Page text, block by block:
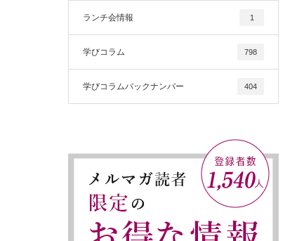
ランチ会情報 1
学びコラム 798
学びコラムバックナンバー 404